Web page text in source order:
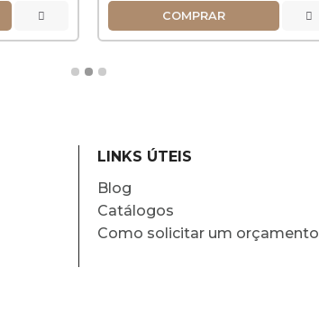
COMPRAR
LINKS ÚTEIS
Blog
Catálogos
Como solicitar um orçamento